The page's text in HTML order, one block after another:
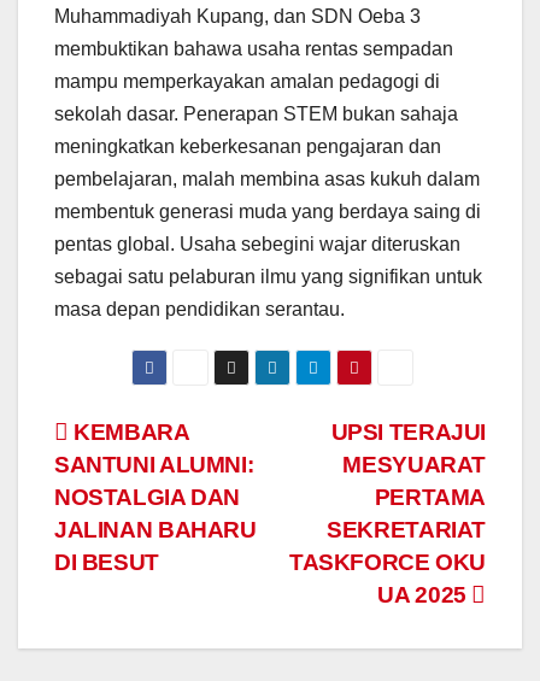
Muhammadiyah Kupang, dan SDN Oeba 3
membuktikan bahawa usaha rentas sempadan
mampu memperkayakan amalan pedagogi di
sekolah dasar. Penerapan STEM bukan sahaja
meningkatkan keberkesanan pengajaran dan
pembelajaran, malah membina asas kukuh dalam
membentuk generasi muda yang berdaya saing di
pentas global. Usaha sebegini wajar diteruskan
sebagai satu pelaburan ilmu yang signifikan untuk
masa depan pendidikan serantau.
Navigasi
kiriman
UPSI TERAJUI
MESYUARAT
PERTAMA
SEKRETARIAT
TASKFORCE OKU
UA 2025
KEMBARA
SANTUNI ALUMNI:
NOSTALGIA DAN
JALINAN BAHARU
DI BESUT